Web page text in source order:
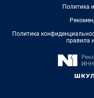
Политика
Политика
правила